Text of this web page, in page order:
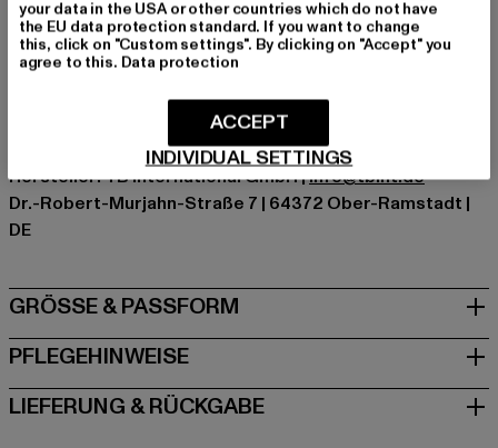
Kat.: T-Shirts
Farbe: schwarz
Hersteller Farbe: blk/blk/blk/blk/blk/blk
Materialzusammensetzung: 100% Baumwolle
Art.Nr: TB2684C-02256
Hersteller: TB International GmbH |info@tbint.de
Dr.-Robert-Murjahn-Straße 7 | 64372 Ober-Ramstadt |
DE
GRÖSSE & PASSFORM
PFLEGEHINWEISE
LIEFERUNG & RÜCKGABE
your data in the USA or other countries which do not have
the EU data protection standard. If you want to change
this, click on "Custom settings". By clicking on "Accept" you
agree to this. Data protection
INDIVIDUAL SETTINGS
ACCEPT